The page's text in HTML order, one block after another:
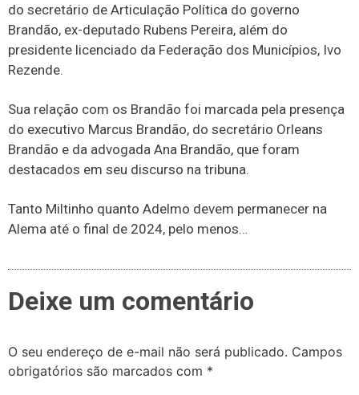
do secretário de Articulação Política do governo
Brandão, ex-deputado Rubens Pereira, além do
presidente licenciado da Federação dos Municípios, Ivo
Rezende.
Sua relação com os Brandão foi marcada pela presença
do executivo Marcus Brandão, do secretário Orleans
Brandão e da advogada Ana Brandão, que foram
destacados em seu discurso na tribuna.
Tanto Miltinho quanto Adelmo devem permanecer na
Alema até o final de 2024, pelo menos…
Deixe um comentário
O seu endereço de e-mail não será publicado. Campos
obrigatórios são marcados com *